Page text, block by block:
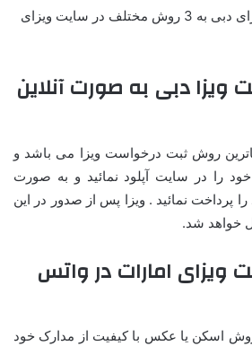
امکان ثبت درخواست ویزای دبی به 3 روش مختلف در سایت ویزای
ویزا دبی به صورت آنلاین
روش ثبت درخواست ویزا می باشد و
را در سایت آپلود نمائید و به صورت
پرداخت نمائید . ویزا پس از صدور در این
خواهد شد.
ویزای امارات در واتس
اسکن یا عکس با کیفیت از مدارک خود